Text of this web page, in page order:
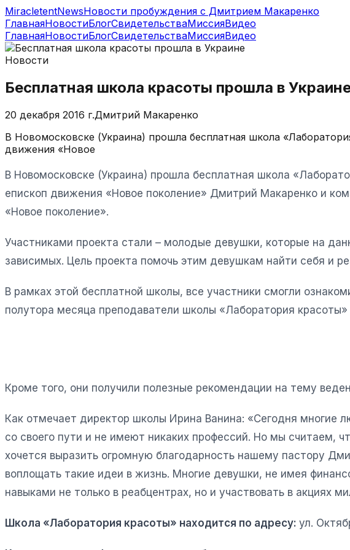
MiracletentNewsНовости пробуждения с Дмитрием Макаренко
ГлавнаяНовостиБлогСвидетельстваМиссияВидео
ГлавнаяНовостиБлогСвидетельстваМиссияВидео
Новости
Бесплатная школа красоты прошла в
20 декабря 2016 г.Дмитрий Макаренко
В Новомосковске (Украина) прошла бесплатная школа
движения «Новое
В Новомосковске (Украина) прошла бесплатная школа
епископ движения «Новое поколение» Дмитрий Макаренко и
«Новое поколение».
Участниками проекта стали – молодые девушки, которые на
зависимых. Цель проекта помочь этим девушкам найти себя и
В рамках этой бесплатной школы, все участники смогли
полутора месяца преподаватели школы «Лаборатория
Кроме того, они получили полезные рекомендации на тему
Как отмечает директор школы Ирина Ванина: «Сегодня многие
со своего пути и не имеют никаких профессий. Но мы считаем,
хочется выразить огромную благодарность нашему пастору
воплощать такие идеи в жизнь. Многие девушки, не имея
навыками не только в реабцентрах, но и участвовать в акциях
Школа «Лаборатория красоты» находится по адресу: ул.